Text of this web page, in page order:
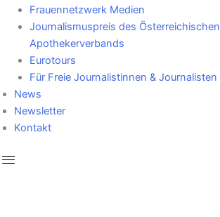
Frauennetzwerk Medien
Journalismuspreis des Österreichischen
Apothekerverbands
Eurotours
Für Freie Journalistinnen & Journalisten
News
Newsletter
Kontakt